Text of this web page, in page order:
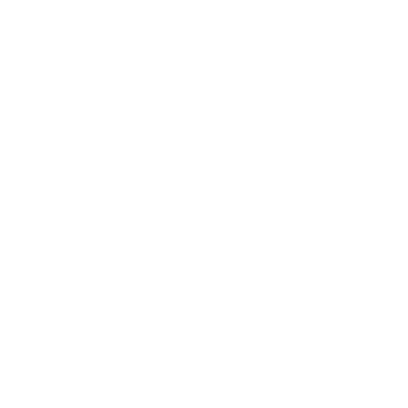
です。
ありません。
です。